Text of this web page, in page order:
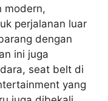
modern,
perjalanan luar
dengan
ini juga
seat belt di
yang